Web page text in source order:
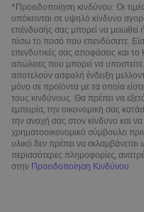
*Προειδοποίηση κινδύνου: Οι
υπόκεινται σε υψηλό κίνδυνο
επένδυσής σας μπορεί να μειωθεί
πίσω το ποσό που επενδύσατε.
επενδυτικές σας αποφάσεις και
απώλειες που μπορεί να
αποτελούν ασφαλή ένδειξη
μόνο σε προϊόντα με τα οποία
τους κινδύνους. Θα πρέπει να
εμπειρία, την οικονομική σας
την ανοχή σας στον κίνδυνο και
χρηματοοικονομικό σύμβουλο
υλικό δεν πρέπει να
περισσότερες πληροφορίες,
στην Προειδοποίηση Κινδύνου.